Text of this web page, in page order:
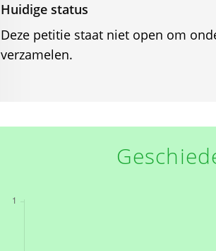
Huidige status
Deze petitie staat niet open om
verzamelen.